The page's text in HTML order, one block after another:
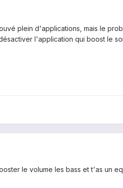
plein d'applications, mais le
l'application qui boost le
le volume les bass et t'as un